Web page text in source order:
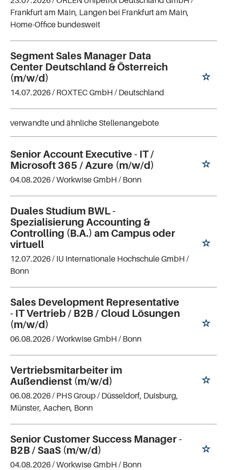
Frankfurt am Main, Langen bei Frankfurt am Main,
Home-Office bundesweit
Segment Sales Manager Data
Center Deutschland & Österreich
(m/w/d)
14.07.2026 / ROXTEC GmbH / Deutschland
verwandte und ähnliche Stellenangebote
Senior Account Executive - IT /
Microsoft 365 / Azure (m/w/d)
04.08.2026 /Workwise GmbH / Bonn
Duales Studium BWL -
Spezialisierung Accounting &
Controlling (B.A.) am Campus oder
virtuell
12.07.2026 / IU Internationale Hochschule GmbH /
Bonn
Sales Development Representative
- IT Vertrieb / B2B / Cloud Lösungen
(m/w/d)
06.08.2026 /Workwise GmbH / Bonn
Vertriebsmitarbeiter im
Außendienst (m/w/d)
06.08.2026 / PHS Group/ Düsseldorf, Duisburg,
Münster, Aachen, Bonn
Senior Customer Success Manager -
B2B / SaaS (m/w/d)
04.08.2026 /Workwise GmbH / Bonn